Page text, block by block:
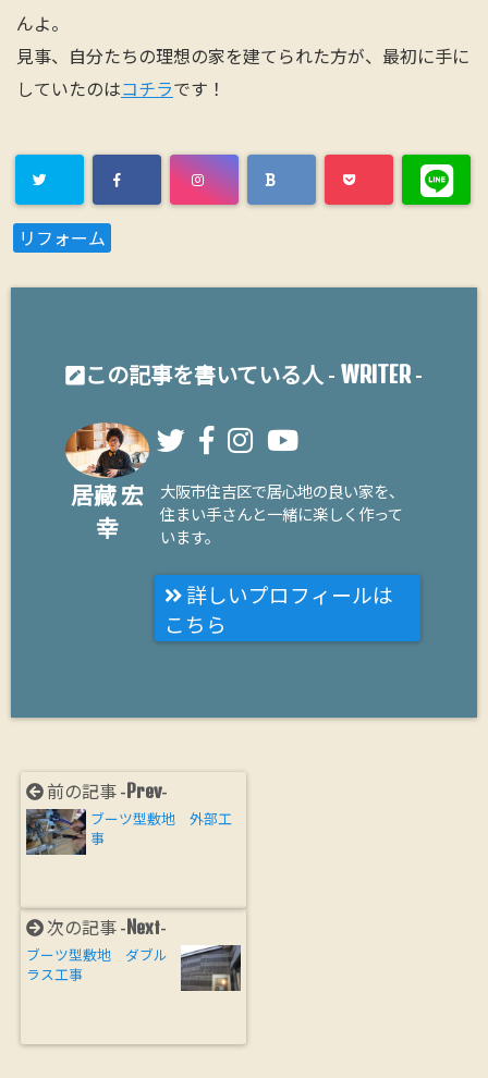
んよ。
見事、自分たちの理想の家を建てられた方が、最初に手に
していたのはコチラです！
リフォーム
この記事を書いている人 - WRITER-
居藏 宏
幸
大阪市住吉区で居心地の良い家を、
住まい手さんと一緒に楽しく作って
います。
詳しいプロフィールは
こちら
前の記事 - Prev-
ブーツ型敷地 外部工
事
次の記事 - Next-
ブーツ型敷地 ダブル
ラス工事